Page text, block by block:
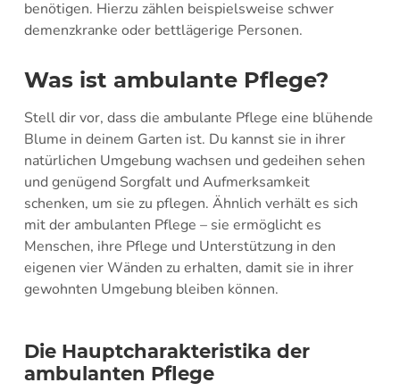
benötigen. Hierzu zählen beispielsweise schwer
demenzkranke oder bettlägerige Personen.
Was ist ambulante Pflege?
Stell dir vor, dass die ambulante Pflege eine blühende
Blume in deinem Garten ist. Du kannst sie in ihrer
natürlichen Umgebung wachsen und gedeihen sehen
und genügend Sorgfalt und Aufmerksamkeit
schenken, um sie zu pflegen. Ähnlich verhält es sich
mit der ambulanten Pflege – sie ermöglicht es
Menschen, ihre Pflege und Unterstützung in den
eigenen vier Wänden zu erhalten, damit sie in ihrer
gewohnten Umgebung bleiben können.
Die Hauptcharakteristika der
ambulanten Pflege